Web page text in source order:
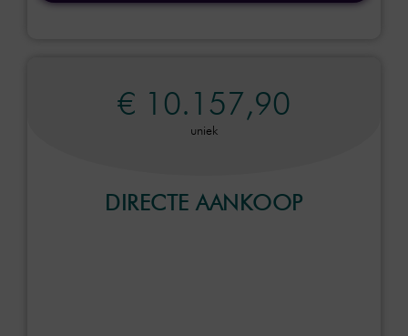
€ 10.157,90
uniek
DIRECTE AANKOOP